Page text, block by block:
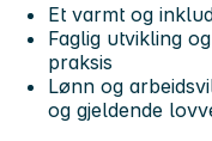
Et varmt og
Faglig utvikling
praksis
Lønn og
og gjeldende